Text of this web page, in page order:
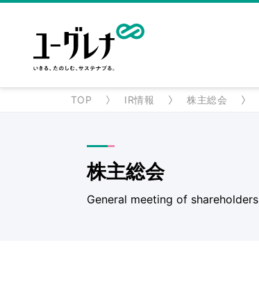
TOP IR情報 株主総会
株主総会​
General meeting of shareholders